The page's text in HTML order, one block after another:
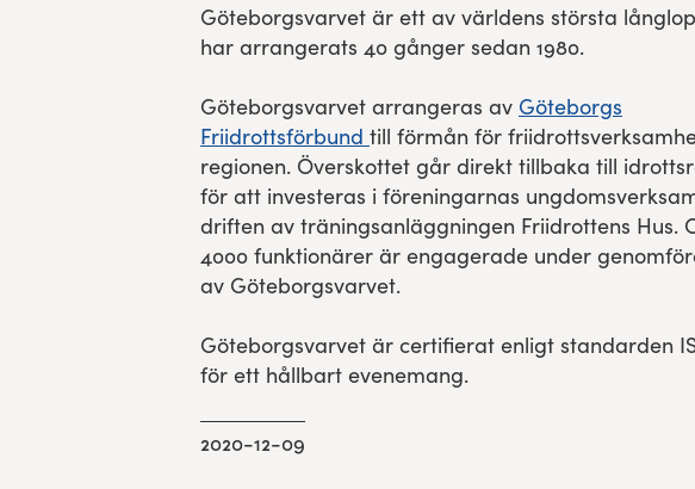
Göteborgsvarvet är ett av världens största
har arrangerats 40 gånger sedan 1980.
Göteborgsvarvet arrangeras av Göteborgs
Friidrottsförbund till förmån för
regionen. Överskottet går direkt tillbaka till
för att investeras i föreningarnas
driften av träningsanläggningen Friidrottens Hus.
4000 funktionärer är engagerade under
av Göteborgsvarvet.
Göteborgsvarvet är certifierat enligt standarden
för ett hållbart evenemang.
2020-12-09